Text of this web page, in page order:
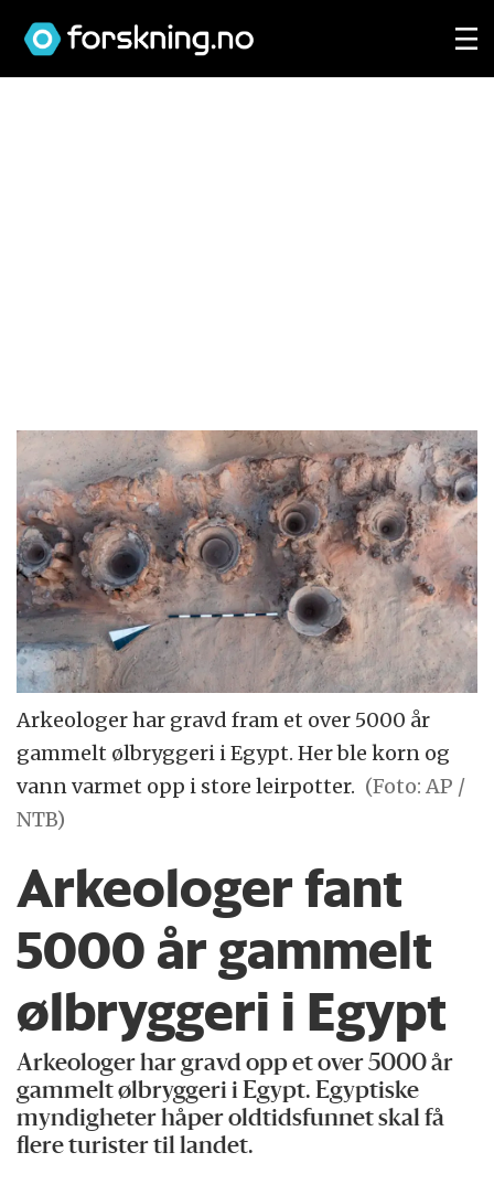
Arkeologer har gravd fram et over 5000 år
gammelt ølbryggeri i Egypt. Her ble korn og
vann varmet opp i store leirpotter. (Foto: AP /
NTB)
Arkeologer fant
5000 år gammelt
ølbryggeri i Egypt
Arkeologer har gravd opp et over 5000 år
gammelt ølbryggeri i Egypt. Egyptiske
myndigheter håper oldtidsfunnet skal få
flere turister til landet.